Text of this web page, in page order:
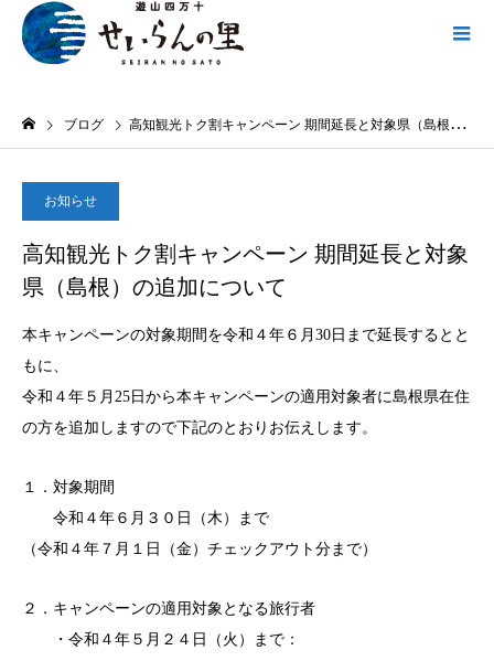
ブログ 高知観光トク割キャンペーン 期間延長と対象県（島根）の追加について
お知らせ
高知観光トク割キャンペーン 期間延長と対象
県（島根）の追加について
本キャンペーンの対象期間を令和４年６月30日まで延長するとと
もに、
令和４年５月25日から本キャンペーンの適用対象者に島根県在住
の方を追加しますので下記のとおりお伝えします。
１．対象期間
令和４年６月３０日（木）まで
（令和４年７月１日（金）チェックアウト分まで）
２．キャンペーンの適用対象となる旅行者
・令和４年５月２４日（火）まで：